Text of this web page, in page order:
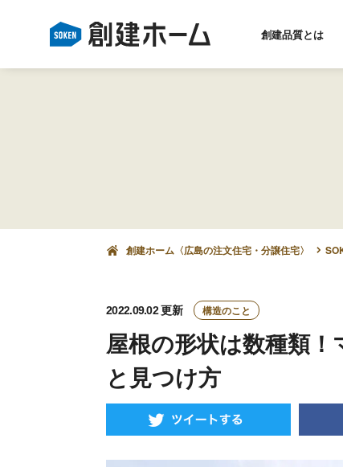
創建品質とは
創建ホーム〈広島の注文住宅・分譲住宅〉
2022.09.02更新 構造のこと
屋根の形状は数種類
と見つけ方